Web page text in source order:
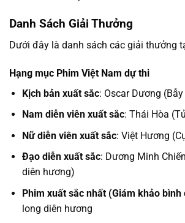
Danh Sách Giải Thưởng
Dưới đây là danh sách các giải thưởng
Hạng mục Phim Việt Nam dự thi
Kịch bản xuất sắc: Oscar Dương
Nam diễn viên xuất sắc: Thái Hòa
Nữ diễn viên xuất sắc: Việt Hương
Đạo diễn xuất sắc: Dương Minh
diên hương)
Phim xuất sắc nhất (Giám khảo bình
long diên hương